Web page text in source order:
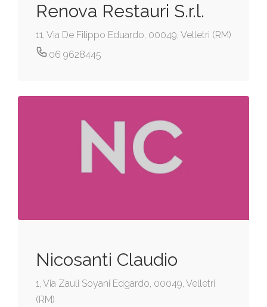
Renova Restauri S.r.l.
11, Via De Filippo Eduardo, 00049, Velletri (RM)
06 9628445
Nicosanti Claudio
1, Via Zauli Soyani Edgardo, 00049, Velletri
(RM)